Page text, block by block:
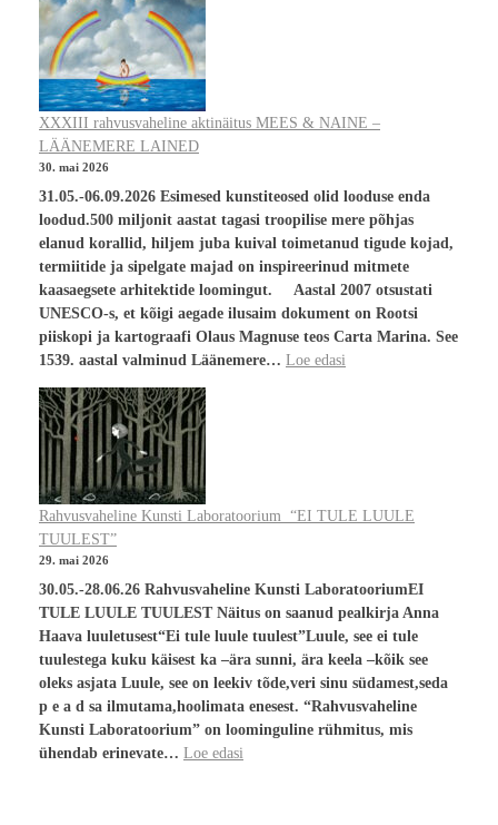
XXXIII rahvusvaheline aktinäitus MEES & NAINE –
LÄÄNEMERE LAINED
30. mai 2026
31.05.-06.09.2026 Esimesed kunstiteosed olid looduse enda
loodud.500 miljonit aastat tagasi troopilise mere põhjas
elanud korallid, hiljem juba kuival toimetanud tigude kojad,
termiitide ja sipelgate majad on inspireerinud mitmete
kaasaegsete arhitektide loomingut. Aastal 2007 otsustati
UNESCO-s, et kõigi aegade ilusaim dokument on Rootsi
piiskopi ja kartograafi Olaus Magnuse teos Carta Marina. See
1539. aastal valminud Läänemere… Loe edasi
Rahvusvaheline Kunsti Laboratoorium “EI TULE LUULE
TUULEST”
29. mai 2026
30.05.-28.06.26 Rahvusvaheline Kunsti LaboratooriumEI
TULE LUULE TUULEST Näitus on saanud pealkirja Anna
Haava luuletusest“Ei tule luule tuulest”Luule, see ei tule
tuulestega kuku käisest ka –ära sunni, ära keela –kõik see
oleks asjata Luule, see on leekiv tõde,veri sinu südamest,seda
p e a d sa ilmutama,hoolimata enesest. “Rahvusvaheline
Kunsti Laboratoorium” on loominguline rühmitus, mis
ühendab erinevate… Loe edasi